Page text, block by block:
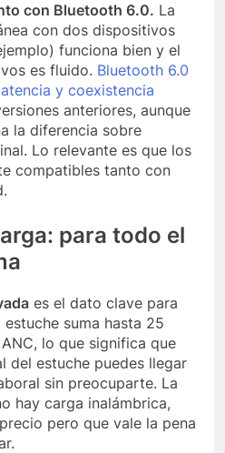
con Bluetooth 6.0. La
con dos dispositivos
funciona bien y el
es fluido. Bluetooth 6.0
y coexistencia
anteriores, aunque
la diferencia sobre
Lo relevante es que los
compatibles tanto con
para todo el
es el dato clave para
suma hasta 25
lo que significa que
del estuche puedes llegar
sin preocuparte. La
hay carga inalámbrica,
pero que vale la pena